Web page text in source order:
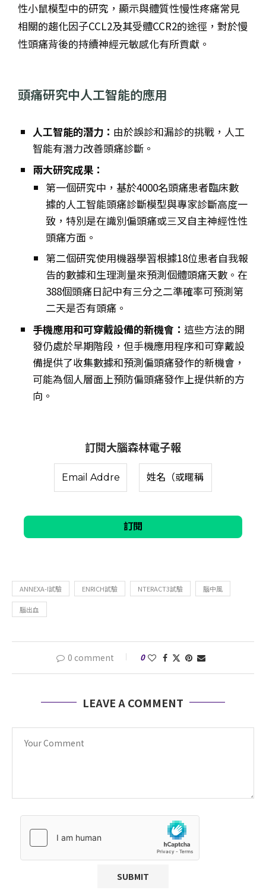
性小鼠模型中的研究，顯示與體質性慢性疼痛常見
相關的趨化因子CCL2及其受體CCR2的途徑，對於慢
性頭痛背後的持續神經元敏感化有所貢獻。
頭痛研究中人工智能的應用
人工智能的潛力： 由於誤診和漏診的挑戰，人工
智能有潛力改善頭痛診斷。
兩大研究成果：
第一個研究中，基於4000名頭痛患者臨床數
據的人工智能頭痛診斷模型與專家診斷高度一
致，特別是在識別偏頭痛或三叉自主神經性性
頭痛方面。
第二個研究使用機器學習根據18位患者自我報
告的數據和生理測量來預測個體頭痛天數。在
388個頭痛日記中有三分之二準確率可預測第
二天是否有頭痛。
手機應用和可穿戴設備的新機會： 這些方法的開
發仍處於早期階段，但手機應用程序和可穿戴設
備提供了收集數據和預測偏頭痛發作的新機會，
可能為個人層面上預防偏頭痛發作上提供新的方
向。
訂閱大腦森林電子報
ANNEXA-I試驗 ENRICH試驗 NTERACT3試驗 腦中風
腦出血
0 comment 0
LEAVE A COMMENT